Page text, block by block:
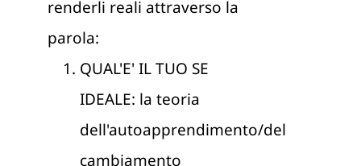
renderli reali attraverso la
parola:
QUAL'E' IL TUO SE
IDEALE: la teoria
dell'autoapprendimento/del
cambiamento